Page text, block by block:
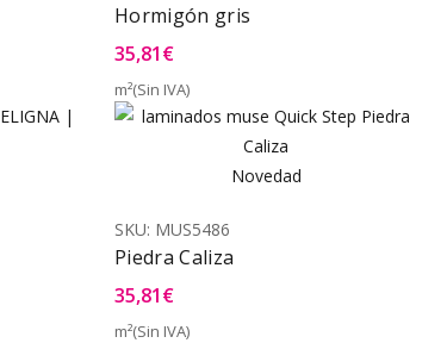
Hormigón gris
35,81€
m²(Sin IVA)
Novedad
SKU: MUS5486
Piedra Caliza
35,81€
m²(Sin IVA)